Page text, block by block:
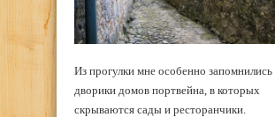
Из прогулки мне особенно
дворики домов портвейна, в которых
скрываются сады и ресторанчики.